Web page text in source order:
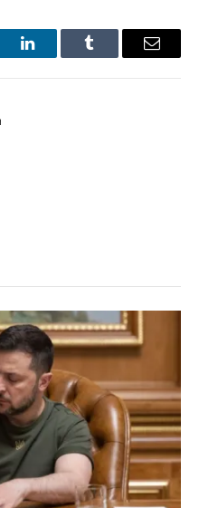
LinkedInTumblr Email